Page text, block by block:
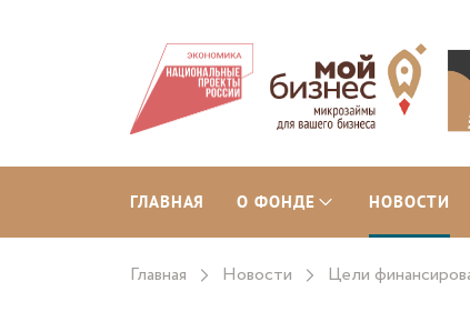
ГЛАВНАЯ О ФОНДЕ НОВОСТИ
Главная Новости Цели